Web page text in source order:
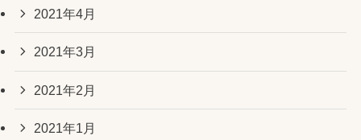
2021年4月
2021年3月
2021年2月
2021年1月